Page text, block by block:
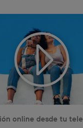
online desde tu tele